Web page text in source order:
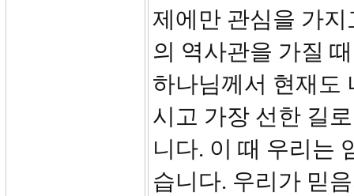
제에만 관심을 가
의 역사관을 가질
하나님께서 현재도
시고 가장 선한 길
니다. 이 때 우리는
습니다. 우리가 믿